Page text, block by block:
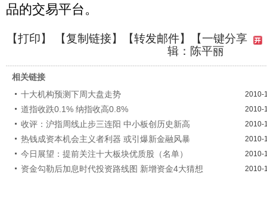
品的交易平台。
【打印】 【复制链接】【转发邮件】
【一键分享
辑：陈平丽
相关链接
十大机构预测下周大盘走势
2010-
道指收跌0.1% 纳指收高0.8% 2010-
收评：沪指周线止步三连阳 中小板创历史新高 2010-
热钱成资本机会主义者利器 或引爆新金融风暴 2010-
今日展望：提前关注十大板块优质股（名单） 2010-
资金勾勒后加息时代投资路线图 新增资金4大猜想 2010-